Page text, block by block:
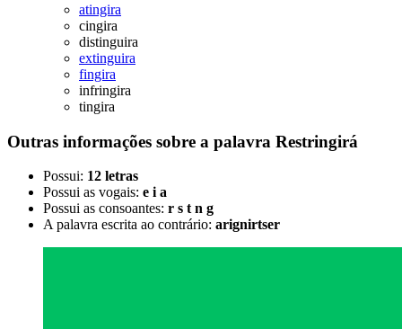
atingira
cingira
distinguira
extinguira
fingira
infringira
tingira
Outras informações sobre a palavra Restringirá
Possui: 12 letras
Possui as vogais: e i a
Possui as consoantes: r s t n g
A palavra escrita ao contrário: arignirtser